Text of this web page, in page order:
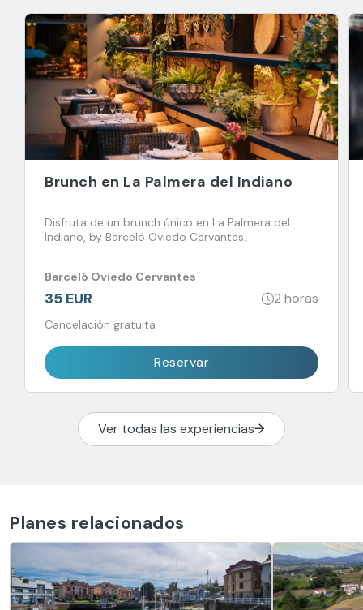
Brunch en La Palmera del Indiano
Disfruta de un brunch único en La Palmera del
Indiano, by Barceló Oviedo Cervantes.
Barceló Oviedo Cervantes
35 EUR 2 horas
Cancelación gratuita
Reservar
Ver todas las experiencias
Planes relacionados